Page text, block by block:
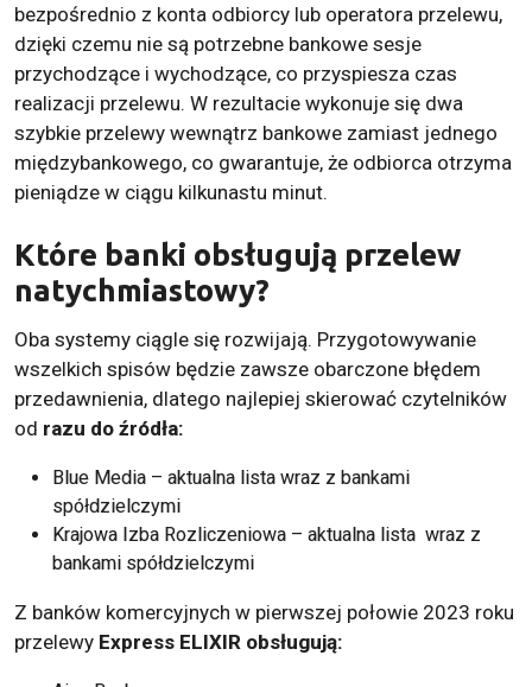
bezpośrednio z konta odbiorcy lub operatora przelewu,
dzięki czemu nie są potrzebne bankowe sesje
przychodzące i wychodzące, co przyspiesza czas
realizacji przelewu. W rezultacie wykonuje się dwa
szybkie przelewy wewnątrz bankowe zamiast jednego
międzybankowego, co gwarantuje, że odbiorca otrzyma
pieniądze w ciągu kilkunastu minut.
Które banki obsługują przelew
natychmiastowy?
Oba systemy ciągle się rozwijają. Przygotowywanie
wszelkich spisów będzie zawsze obarczone błędem
przedawnienia, dlatego najlepiej skierować czytelników
od razu do źródła:
Blue Media – aktualna lista wraz z bankami
spółdzielczymi
Krajowa Izba Rozliczeniowa – aktualna lista wraz z
bankami spółdzielczymi
Z banków komercyjnych w pierwszej połowie 2023 roku
przelewy Express ELIXIR obsługują: